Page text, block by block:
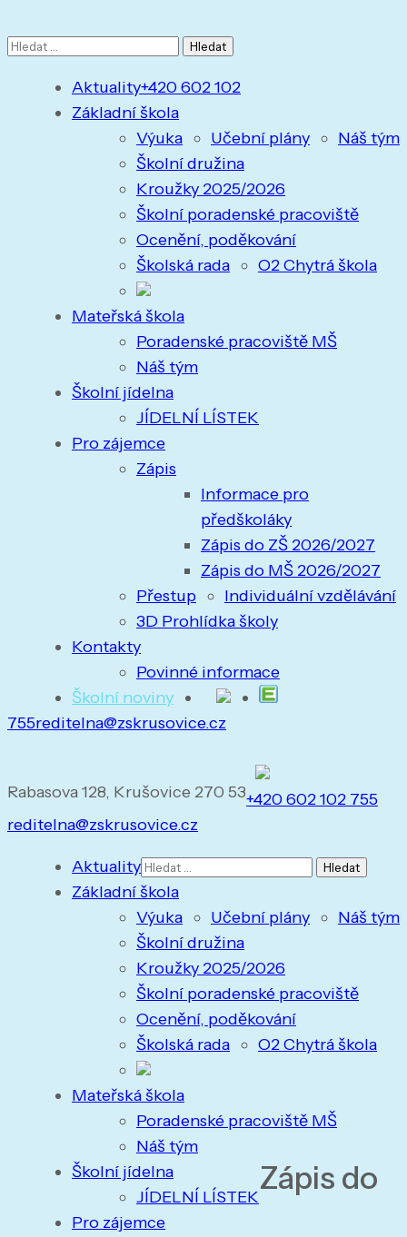
Vyhledávání
Aktuality
Základní škola
Výuka
Učební plány
Náš tým
Školní družina
Kroužky 2025/2026
Školní poradenské pracoviště
Ocenění, poděkování
Školská rada
O2 Chytrá škola
Mateřská škola
Poradenské pracoviště MŠ
Náš tým
Školní jídelna
JÍDELNÍ LÍSTEK
Pro zájemce
Zápis
Informace pro
předškoláky
Zápis do ZŠ 2026/2027
Zápis do MŠ 2026/2027
Přestup
Individuální vzdělávání
3D Prohlídka školy
Kontakty
Povinné informace
Školní noviny
+420 602 102
755reditelna@zskrusovice.cz
Rabasova 128, Krušovice 270 53+420 602 102 755
reditelna@zskrusovice.cz
Aktuality
Základní škola
Výuka
Učební plány
Náš tým
Školní družina
Kroužky 2025/2026
Školní poradenské pracoviště
Ocenění, poděkování
Školská rada
O2 Chytrá škola
Mateřská škola
Poradenské pracoviště MŠ
Náš tým
Školní jídelna
JÍDELNÍ LÍSTEK
Pro zájemce
Vyhledávání
Zápis do